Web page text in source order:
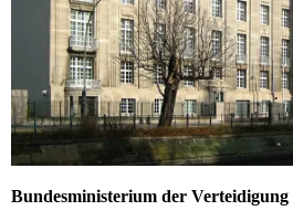
Bundesministerium der